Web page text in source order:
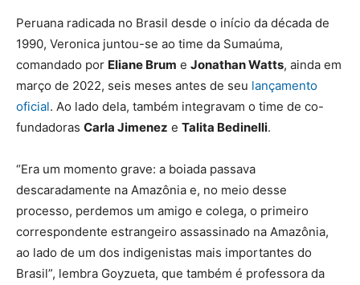
Peruana radicada no Brasil desde o início da década de
1990, Veronica juntou-se ao time da Sumaúma,
comandado por Eliane Brum e Jonathan Watts, ainda em
março de 2022, seis meses antes de seu lançamento
oficial. Ao lado dela, também integravam o time de co-
fundadoras Carla Jimenez e Talita Bedinelli.
“Era um momento grave: a boiada passava
descaradamente na Amazônia e, no meio desse
processo, perdemos um amigo e colega, o primeiro
correspondente estrangeiro assassinado na Amazônia,
ao lado de um dos indigenistas mais importantes do
Brasil”, lembra Goyzueta, que também é professora da